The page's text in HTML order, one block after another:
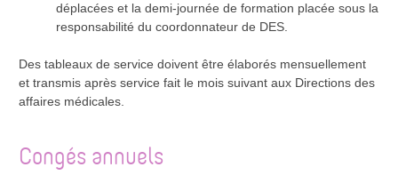
déplacées et la demi-journée de formation placée sous la
responsabilité du coordonnateur de DES.
Des tableaux de service doivent être élaborés mensuellement
et transmis après service fait le mois suivant aux Directions des
affaires médicales.
Congés annuels